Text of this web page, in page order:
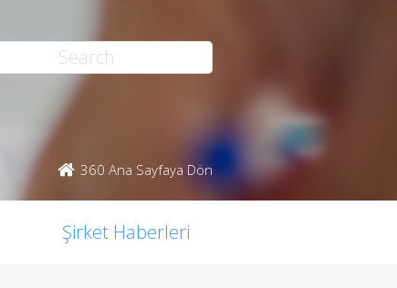
360 Ana Sayfaya Dön
Şirket Haberleri